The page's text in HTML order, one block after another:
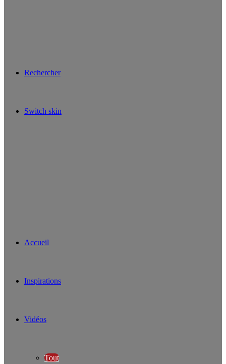
Rechercher
Switch skin
Accueil
Inspirations
Vidéos
Tout